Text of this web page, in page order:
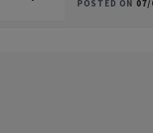
POSTED ON